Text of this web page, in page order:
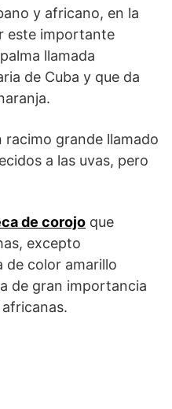
y africano, en la
este importante
llamada
de Cuba y que da
grande llamado
a las uvas, pero
de corojo que
excepto
de color amarillo
de gran importancia